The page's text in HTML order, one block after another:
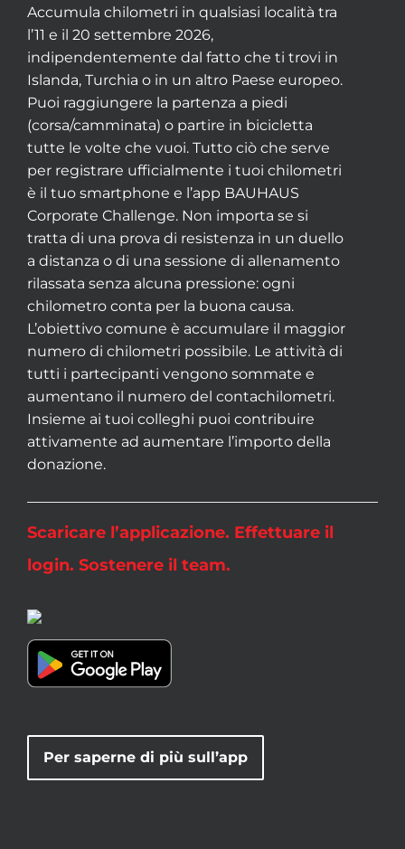
Accumula chilometri in qualsiasi località tra
l’11 e il 20 settembre 2026,
indipendentemente dal fatto che ti trovi in
Islanda, Turchia o in un altro Paese europeo.
Puoi raggiungere la partenza a piedi
(corsa/camminata) o partire in bicicletta
tutte le volte che vuoi. Tutto ciò che serve
per registrare ufficialmente i tuoi chilometri
è il tuo smartphone e l’app BAUHAUS
Corporate Challenge. Non importa se si
tratta di una prova di resistenza in un duello
a distanza o di una sessione di allenamento
rilassata senza alcuna pressione: ogni
chilometro conta per la buona causa.
L’obiettivo comune è accumulare il maggior
numero di chilometri possibile. Le attività di
tutti i partecipanti vengono sommate e
aumentano il numero del contachilometri.
Insieme ai tuoi colleghi puoi contribuire
attivamente ad aumentare l’importo della
donazione.
Scaricare l’applicazione. Effettuare il
login. Sostenere il team.
Per saperne di più sull’app